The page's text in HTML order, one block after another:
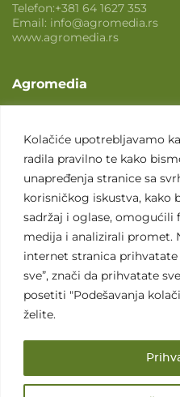
Kolačiće upotrebljavamo
radila pravilno te kako
unapređenja stranice sa
korisničkog iskustva, kako
sadržaj i oglase,
medija i analizirali promet.
internet stranica
sve”, znači da prihvatate
posetiti "Podešavanja
želite.
Telefon:+381 64 1627 353
Email: info@agromedia.rs
www.agromedia.rs
Agromedia
Svet poljoprivrede
Marketing usluge
Tražimo saradnike
Kontakt
Kontakt
Sva prava zadržana.